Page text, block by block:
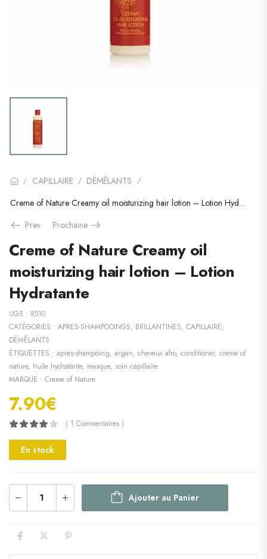
/ CAPILLAIRE / DÉMÊLANTS /
Creme of Nature Creamy oil moisturizing hair lotion – Lotion Hydratante
Prev
Prochaine
Creme of Nature Creamy oil
moisturizing hair lotion – Lotion
Hydratante
UGS : 8510
CATÉGORIES : APRES-SHAMPOOINGS, BRILLANTINES, CAPILLAIRE,
DÉMÊLANTS
ÉTIQUETTES : apres-shampoing, argan, cheveux afro, conditioner, creme of
nature, huile hydratante, masque, soin capillaire
MARQUE : Creme of Nature
7.90€
( 1 Commentaires )
En stock
Ajouter au Panier